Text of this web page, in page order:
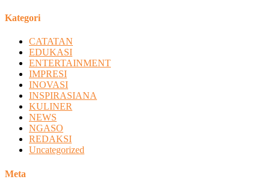
Kategori
CATATAN
EDUKASI
ENTERTAINMENT
IMPRESI
INOVASI
INSPIRASIANA
KULINER
NEWS
NGASO
REDAKSI
Uncategorized
Meta